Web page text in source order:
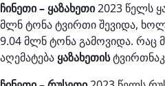
ჩინეთი – ყაზახეთი2023 წელს
მლნ ტონა ტვირთი შევიდა,
9.04 მლნ ტონა გამოვიდა. რაც
აღემატებაყაზახეთის